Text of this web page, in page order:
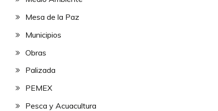
Mesa de la Paz
Municipios
Obras
Palizada
PEMEX
Pesca y Acuacultura